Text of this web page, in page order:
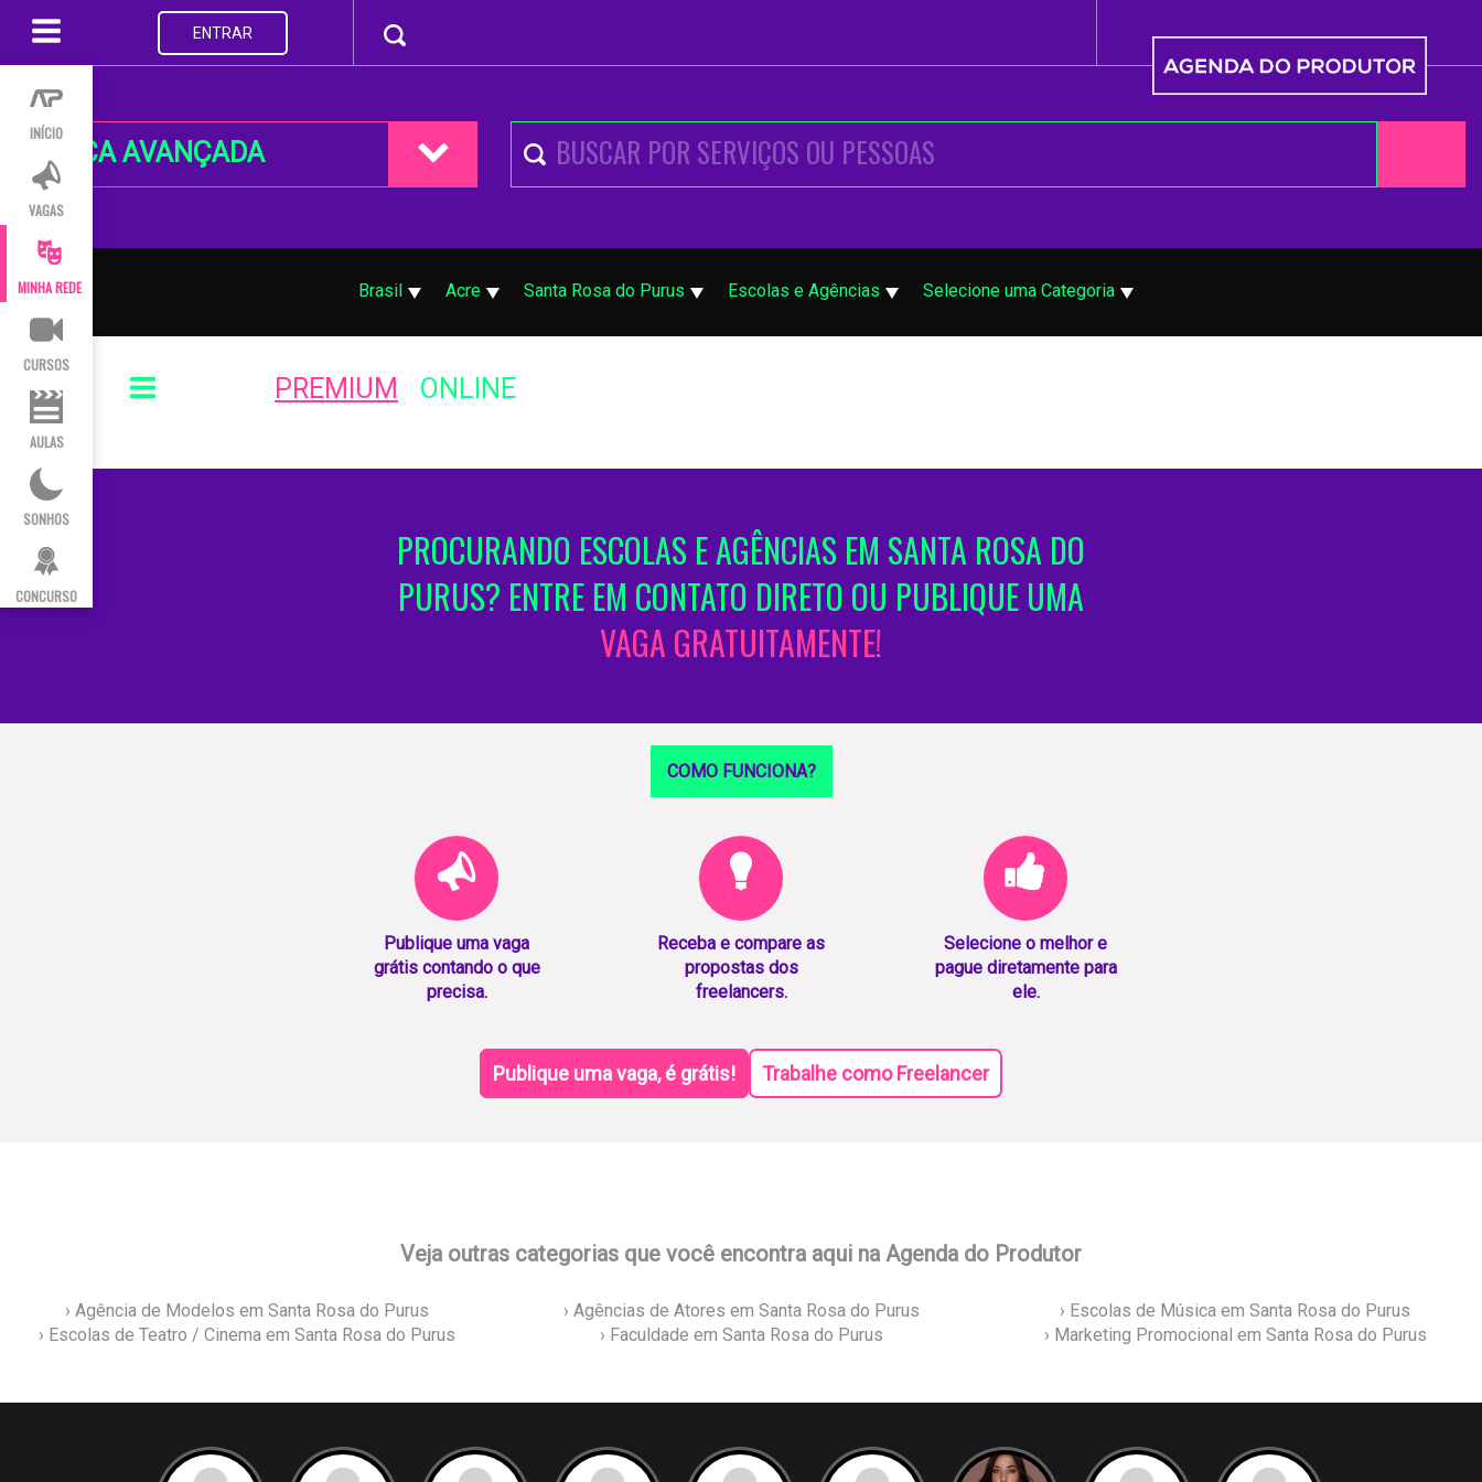
INÍCIO
VAGAS
MINHA REDE
CURSOS
AULAS
SONHOS
CONCURSO
ENTRAR
BUSCA AVANÇADA
Brasil Acre Santa Rosa do Purus Escolas e Agências Selecione uma Categoria
PREMIUM ONLINE
PROCURANDO ESCOLAS E AGÊNCIAS EM SANTA ROSA DO
PURUS? ENTRE EM CONTATO DIRETO OU PUBLIQUE UMA
VAGA GRATUITAMENTE!
COMO FUNCIONA?
Publique uma vaga
grátis contando o que
precisa.
Receba e compare as
propostas dos
freelancers.
Selecione o melhor e
pague diretamente para
ele.
Publique uma vaga, é grátis! Trabalhe como Freelancer
Veja outras categorias que você encontra aqui na Agenda do Produtor
› Agência de Modelos em Santa Rosa do Purus › Agências de Atores em Santa Rosa do Purus
› Escolas de Música em Santa Rosa do Purus
› Escolas de Teatro / Cinema em Santa Rosa do Purus
› Faculdade em Santa Rosa do Purus › Marketing Promocional em Santa Rosa do Purus